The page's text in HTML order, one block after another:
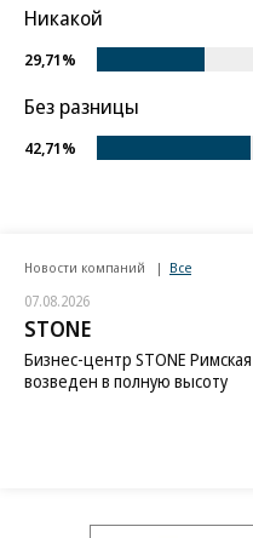
Никакой
29,71%
Без разницы
42,71%
Новости компаний Все
07.08.2026
STONE
Бизнес-центр STONE Римская
возведен в полную высоту